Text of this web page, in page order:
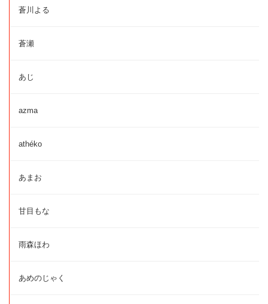
蒼川よる
蒼瀬
あじ
azma
athéko
あまお
甘目もな
雨森ほわ
あめのじゃく